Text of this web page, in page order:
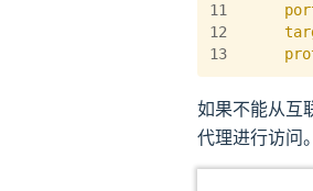
11
12
13
如果不能从互
代理进行访问。